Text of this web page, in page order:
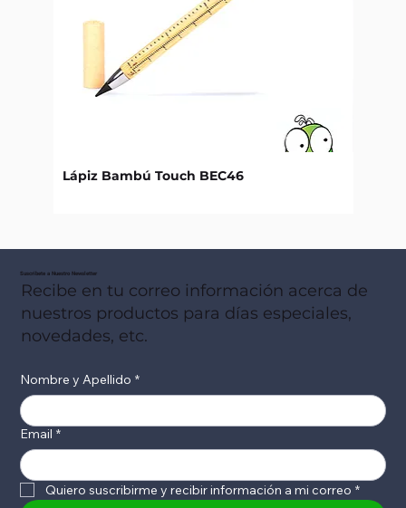
Lápiz Bambú Touch BEC46
Suscribete a Nuestro Newsletter
Recibe en tu correo información acerca de
nuestros productos para días especiales,
novedades, etc.
Nombre y Apellido *
Email *
Quiero suscribirme y recibir información a mi correo *